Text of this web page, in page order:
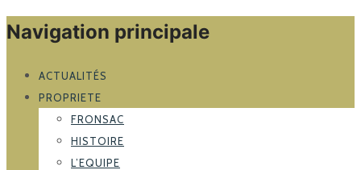
Navigation principale
ACTUALITÉS
PROPRIETE
FRONSAC
HISTOIRE
L’EQUIPE